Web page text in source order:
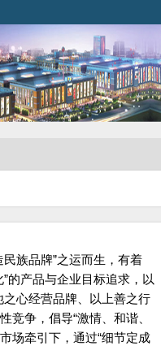
民族品牌”之运而生，有着
”的产品与企业目标追求，以
之心经营品牌、以上善之行
竞争，倡导“激情、和谐、
场牵引下，通过“细节定成